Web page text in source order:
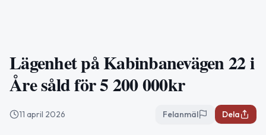
Lägenhet på Kabinbanevägen 22 i
Åre såld för 5 200 000kr
11 april 2026 Felanmäl Dela